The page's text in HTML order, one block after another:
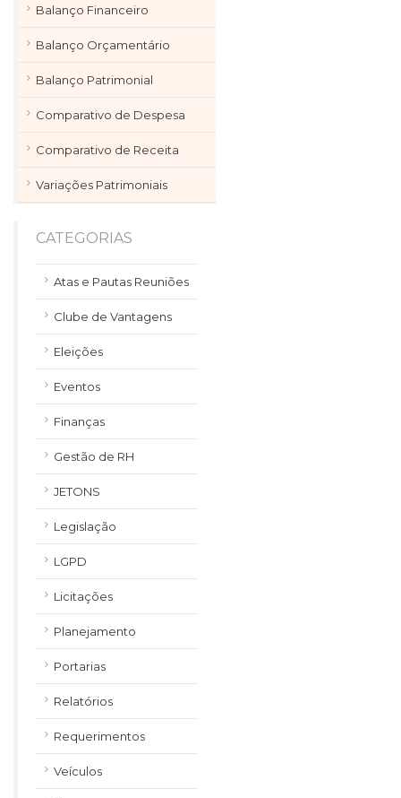
Balanço Financeiro
Balanço Orçamentário
Balanço Patrimonial
Comparativo de Despesa
Comparativo de Receita
Variações Patrimoniais
CATEGORIAS
Atas e Pautas Reuniões
Clube de Vantagens
Eleições
Eventos
Finanças
Gestão de RH
JETONS
Legislação
LGPD
Licitações
Planejamento
Portarias
Relatórios
Requerimentos
Veículos